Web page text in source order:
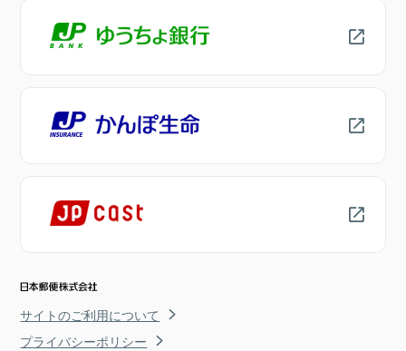
サイトのご利用について
プライバシーポリシー